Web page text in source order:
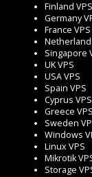
Finland VPS
Germany
France VPS
Singapore
UK VPS
USA VPS
Spain VPS
Cyprus VPS
Greece VPS
Sweden
Windows
Linux VPS
Mikrotik
Storage